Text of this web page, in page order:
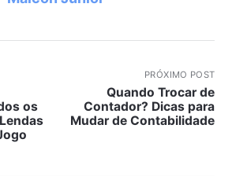
os
PRÓXIMO POST
Quando Trocar de
Contador? Dicas para
Mudar de Contabilidade